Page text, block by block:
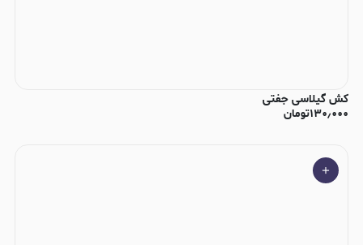
کش گیلاسی جفتی
۱۳۰٫۰۰۰تومان